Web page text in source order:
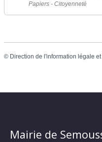
Papiers - Citoyenneté
© Direction de l'information légale
Mairie de